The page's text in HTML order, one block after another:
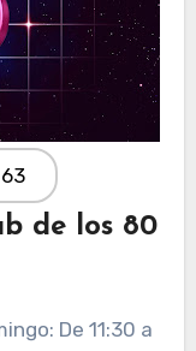
de los 80
De 11:30 a